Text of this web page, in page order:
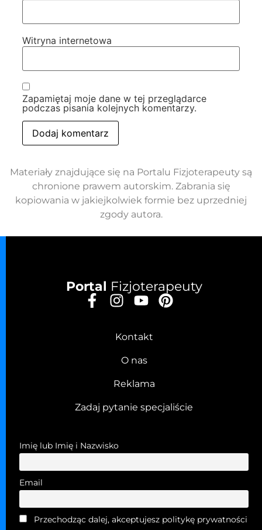
Witryna internetowa
Zapamiętaj moje dane w tej przeglądarce
podczas pisania kolejnych komentarzy.
Materiały znajdujące się na Portalu Fizjoterapeuty są
chronione prawem autorskim. Zabrania się
kopiowania w jakiejkolwiek formie bez uprzedniej
zgody autora.
Portal Fizjoterapeuty
Kontakt
O nas
Reklama
Zadaj pytanie specjaliście
Imię lub Imię i Nazwisko
Email
Przechodząc dalej, akceptujesz politykę prywatności